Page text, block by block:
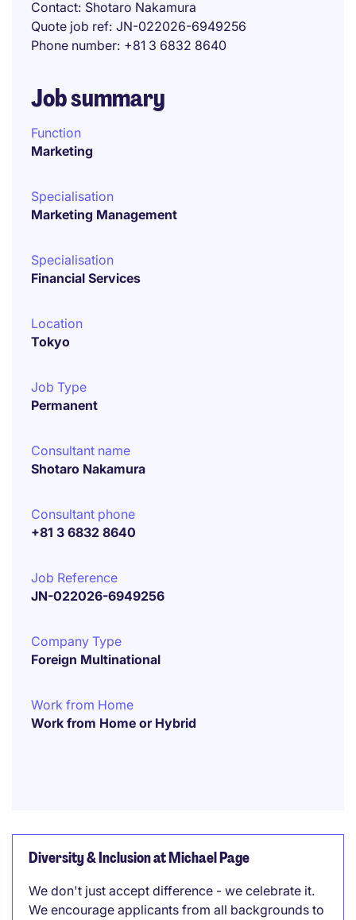
Contact Shotaro Nakamura
Quote job ref JN-022026-6949256
Phone number +81 3 6832 8640
Job summary
Function
Marketing
Specialisation
Marketing Management
Specialisation
Financial Services
Location
Tokyo
Job Type
Permanent
Consultant name
Shotaro Nakamura
Consultant phone
+81 3 6832 8640
Job Reference
JN-022026-6949256
Company Type
Foreign Multinational
Work from Home
Work from Home or Hybrid
Diversity & Inclusion at Michael Page
We don't just accept difference - we celebrate it.
We encourage applicants from all backgrounds to